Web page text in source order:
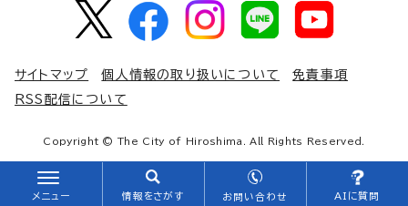
メニュー 情報をさがす お問い合わせ AIに質問
サイトマップ 個人情報の取り扱いについて
免責事項
RSS配信について
Copyright © The City of Hiroshima. All Rights Reserved.